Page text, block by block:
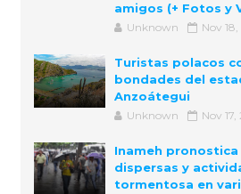
amigos (+ Fotos y
Unknown Nov
Turistas polacos
bondades del
Anzoátegui
Unknown Nov
Inameh pronostica
dispersas y
tormentosa en